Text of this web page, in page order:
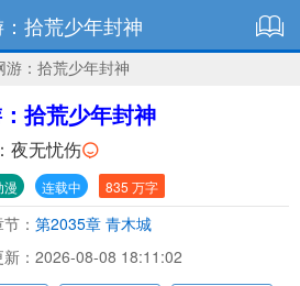
拾荒少年封神
游：拾荒少年封神
拾荒少年封神
夜无忧伤
漫 连载中 835 万字
： 第2035章 青木城
新：2026-08-08 18:11:02